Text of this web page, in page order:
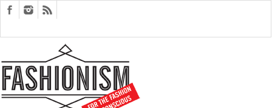
EDITORIALS
COUPLES
THERAPY
SARTORIAGRAM